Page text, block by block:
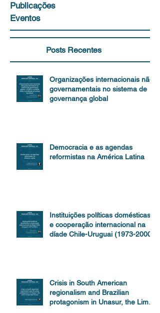
Publicações
Eventos
Posts Recentes
Organizações internacionais não-
governamentais no sistema de
governança global
Democracia e as agendas
reformistas na América Latina
Instituições políticas domésticas
e cooperação internacional na
díade Chile-Uruguai (1973-2000)
Crisis in South American
regionalism and Brazilian
protagonism in Unasur, the Lima